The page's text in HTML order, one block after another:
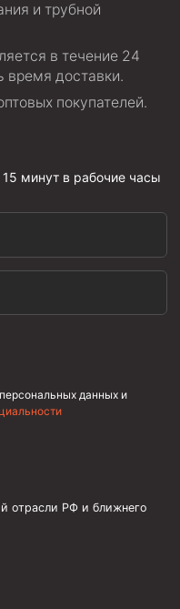
и трубной
в течение 24
время доставки.
покупателей.
15 минут в рабочие часы
данных и
отрасли РФ и ближнего